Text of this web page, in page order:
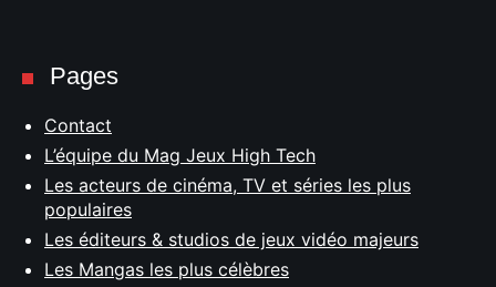
Pages
Contact
L’équipe du Mag Jeux High Tech
Les acteurs de cinéma, TV et séries les plus
populaires
Les éditeurs & studios de jeux vidéo majeurs
Les Mangas les plus célèbres